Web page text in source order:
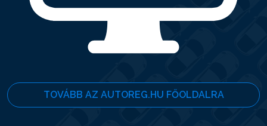
TOVÁBB AZ AUTOREG.HU FŐOLDALRA